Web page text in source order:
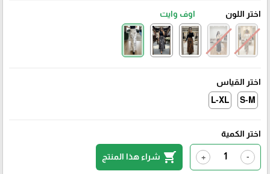
اختر اللون اوف وايت
اختر القياس
S-M
L-XL
اختر الكمية
-
+
shopping_cart شراء هذا المنتج